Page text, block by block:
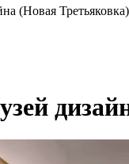
(Новая Третьяковка)